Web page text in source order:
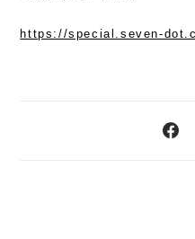
https://special.seven-